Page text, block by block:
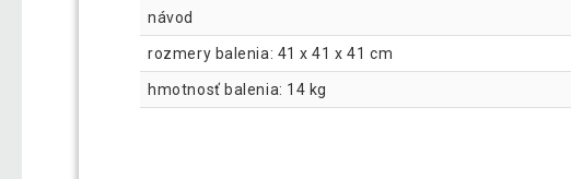
návod
rozmery balenia: 41 x 41 x 41 cm
hmotnosť balenia: 14 kg